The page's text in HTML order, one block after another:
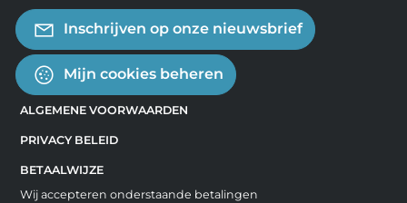
Inschrijven op onze nieuwsbrief
Mijn cookies beheren
ALGEMENE VOORWAARDEN
PRIVACY BELEID
BETAALWIJZE
Wij accepteren onderstaande betalingen